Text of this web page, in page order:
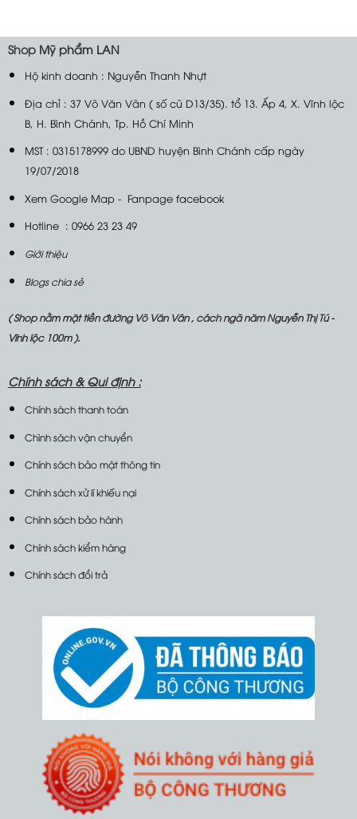
Shop Mỹ phẩm LAN
Hộ kinh doanh : Nguyễn Thanh Nhựt
Địa chỉ : 37 Võ Văn Vân ( số cũ D13/35). tổ 13. Ấp 4, X. Vĩnh lộc
B, H. Bình Chánh, Tp. Hồ Chí Minh
MST : 0315178999 do UBND huyện Bình Chánh cấp ngày
19/07/2018
Xem Google Map- Fanpage facebook
Hotline : 0966 23 23 49
Giới thiệu
Blogs chia sẻ
( Shop nằm mặt tiền đường Võ Văn Vân , cách ngã năm Nguyễn Thị Tú -
Vĩnh lộc 100m ).
Chính sách &Qui định :
Chính sách thanh toán
Chình sách vận chuyển
Chính sách bảo mật thông tin
Chính sách xử lí khiếu nại
Chính sách bảo hành
Chính sách kiểm hàng
Chính sách đổi trả